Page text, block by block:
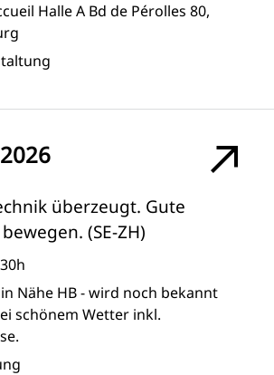
Halle A Bd de Pérolles 80,
2026
überzeugt. Gute
(SE-ZH)
Nähe HB - wird noch bekannt
schönem Wetter inkl.